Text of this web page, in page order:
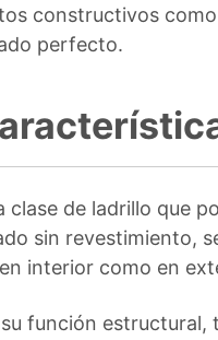
constructivos
perfecto.
de ladrillo que
sin revestimiento,
interior como en
función estructural,